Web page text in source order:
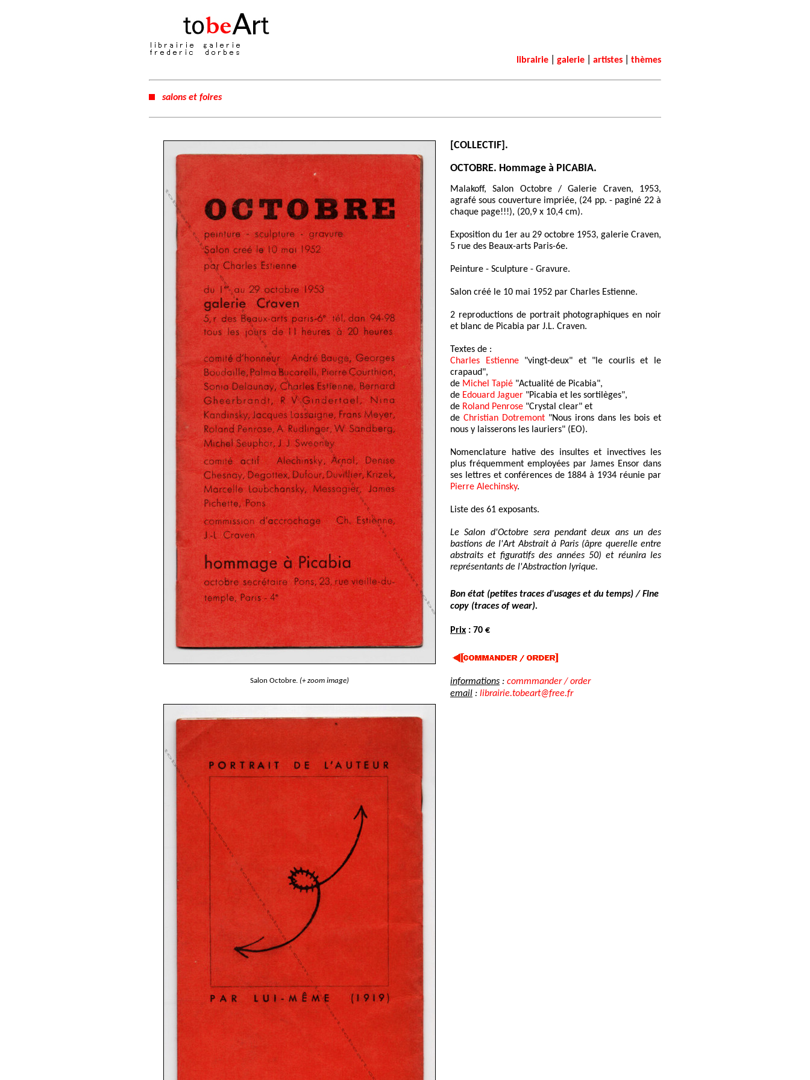
librairie galerie artistes thèmes
salons et foires
Salon Octobre. (+ zoom image)
[COLLECTIF].
OCTOBRE. Hommage à PICABIA.
Malakoff, Salon Octobre / Galerie Craven, 1953,
agrafé sous couverture impriée, (24 pp. - paginé 22 à
chaque page!!!), (20,9 x 10,4 cm).
Exposition du 1er au 29 octobre 1953, galerie Craven,
5 rue des Beaux-arts Paris-6e.
Peinture - Sculpture - Gravure.
Salon créé le 10 mai 1952 par Charles Estienne.
2 reproductions de portrait photographiques en noir
et blanc de Picabia par J.L. Craven.
Textes de :
Charles Estienne"vingt-deux" et "le courlis et le
crapaud",
de Michel Tapié "Actualité de Picabia",
de Edouard Jaguer "Picabia et les sortilèges",
de Roland Penrose "Crystal clear" et
de Christian Dotremont "Nous irons dans les bois et
nous y laisserons les lauriers" (EO).
Nomenclature hative des insultes et invectives les
plus fréquemment employées par James Ensor dans
ses lettres et conférences de 1884 à 1934 réunie par
Pierre Alechinsky.
Liste des 61 exposants.
Le Salon d'Octobre sera pendant deux ans un des
bastions de l'Art Abstrait à Paris (âpre querelle entre
abstraits et figuratifs des années 50) et réunira les
représentants de l'Abstraction lyrique.
Bon état (petites traces d'usages et du temps) / Fine
copy (traces of wear).
Prix : 70 €
informations : commmander / order
email : librairie.tobeart@free.fr